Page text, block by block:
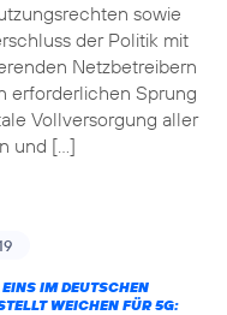
sowie
der Politik mit
Netzbetreibern
erforderlichen Sprung
Vollversorgung aller
und […]
IM DEUTSCHEN
WEICHEN FÜR 5G: